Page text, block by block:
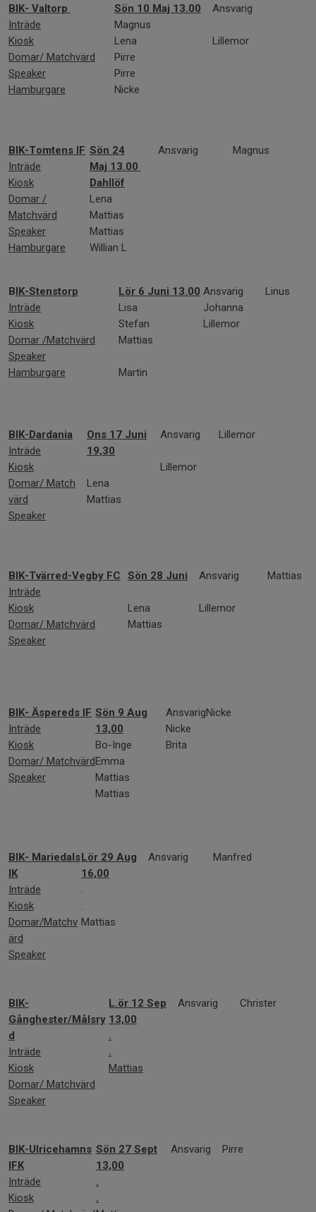
BIK- Valtorp
Inträde
Kiosk
Domar/ Matchvärd
Speaker
Hamburgare
Sön 10 Maj 13.00
Magnus
Lena
Pirre
Pirre
Nicke
Ansvarig
Lillemor
BIK-Tomtens IF
Inträde
Kiosk
Domar /
Matchvärd
Speaker
Hamburgare
Sön 24
Maj 13.00
Dahllöf
Lena
Mattias
Mattias
Willian L
Ansvarig Magnus
BIK-Stenstorp
Inträde
Kiosk
Domar /Matchvärd
Speaker
Hamburgare
Lör 6 Juni 13.00
Lisa
Stefan
Mattias
Martin
Ansvarig
Johanna
Lillemor
Linus
BIK-Dardania
Inträde
Kiosk
Domar/ Match
värd
Speaker
Ons 17 Juni
19,30
Lena
Mattias
Ansvarig
Lillemor
Lillemor
BIK-Tvärred-Vegby FC
Inträde
Kiosk
Domar/ Matchvärd
Speaker
Sön 28 Juni
Lena
Mattias
Ansvarig
Lillemor
Mattias
BIK- Äspereds IF
Inträde
Kiosk
Domar/ Matchvärd
Speaker
Sön 9 Aug
13,00
Bo-Inge
Emma
Mattias
Mattias
Ansvarig
Nicke
Brita
Nicke
BIK- Mariedals
IK
Inträde
Kiosk
Domar/Matchv
ärd
Speaker
Lör 29 Aug
16,00
.
.
Mattias
Ansvarig Manfred
BIK-
Gånghester/Målsry
d
Inträde
Kiosk
Domar/ Matchvärd
Speaker
L.ör 12 Sep
13,00
.
.
Mattias
Ansvarig Christer
BIK-Ulricehamns
IFK
Inträde
Kiosk
Sön 27 Sept
13,00
.
.
Ansvarig Pirre